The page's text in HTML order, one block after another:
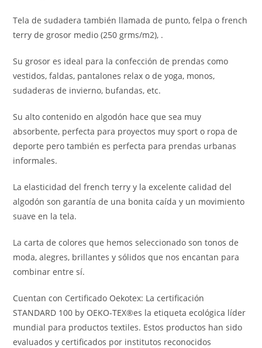
Tela de sudadera también llamada de punto, felpa o french
terry de grosor medio (250 grms/m2), .
Su grosor es ideal para la confección de prendas como
vestidos, faldas, pantalones relax o de yoga, monos,
sudaderas de invierno, bufandas, etc.
Su alto contenido en algodón hace que sea muy
absorbente, perfecta para proyectos muy sport o ropa de
deporte pero también es perfecta para prendas urbanas
informales.
La elasticidad del french terry y la excelente calidad del
algodón son garantía de una bonita caída y un movimiento
suave en la tela.
La carta de colores que hemos seleccionado son tonos de
moda, alegres, brillantes y sólidos que nos encantan para
combinar entre sí.
Cuentan con Certificado Oekotex: La certificación
STANDARD 100 by OEKO-TEX®es la etiqueta ecológica líder
mundial para productos textiles. Estos productos han sido
evaluados y certificados por institutos reconocidos